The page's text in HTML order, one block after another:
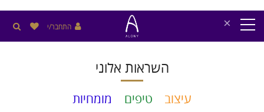
× התחבר/י
השראות אלוני
עיצוב טיפים
מומחיות